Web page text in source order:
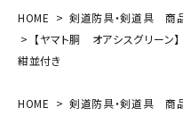
HOME 剣道防具・剣道具 商
【ヤマト胴 オアシスグリー
紺並付き
HOME 剣道防具・剣道具 商